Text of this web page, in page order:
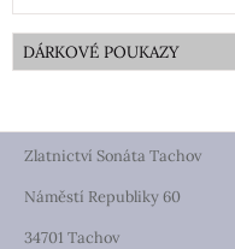
DÁRKOVÉ POUKAZY
Zlatnictví Sonáta Tachov
Náměstí Republiky 60
34701 Tachov